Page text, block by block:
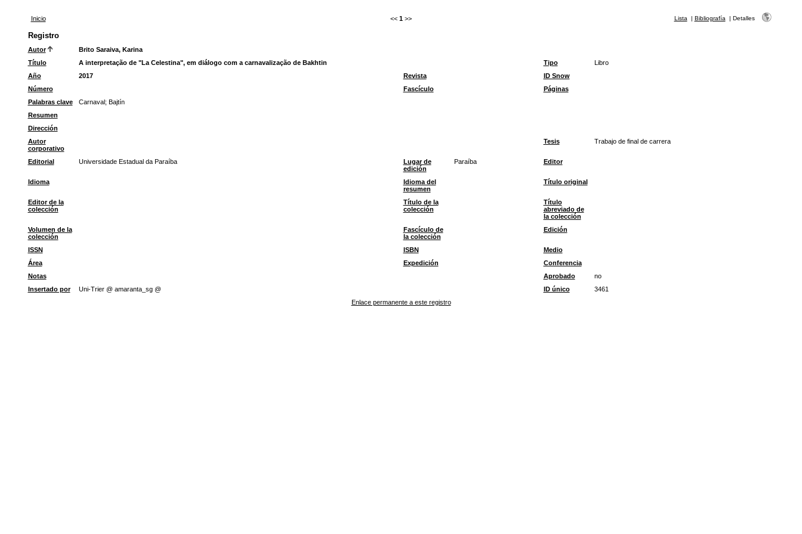
Inicio << 1 >> Lista | Bibliografía | Detalles
Registro
Autor
Brito Saraiva, Karina
Título
A interpretação de "La Celestina", em diálogo com a carnavalização de Bakhtin Tipo
Libro
Año
2017 Revista
ID Snow
Número
Fascículo
Páginas
Palabras clave
Carnaval; Bajtín
Resumen
Dirección
Autor
corporativo
Tesis Trabajo de final de carrera
Editorial Universidade Estadual da Paraíba
Lugar de
edición
Paraíba Editor
Idioma
Idioma del
resumen
Título original
Editor de la
colección
Título de la
colección
Título
abreviado de
la colección
Volumen de la
colección
Fascículo de
la colección
Edición
ISSN ISBN
Medio
Área
Expedición
Conferencia
Notas
Aprobado
no
Insertado por
Uni-Trier @ amaranta_sg @ ID único
3461
Enlace permanente a este registro